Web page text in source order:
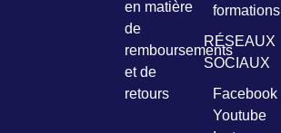
en matière
de
remboursements
et de
retours
formations
RÉSEAUX
SOCIAUX
Facebook
Youtube